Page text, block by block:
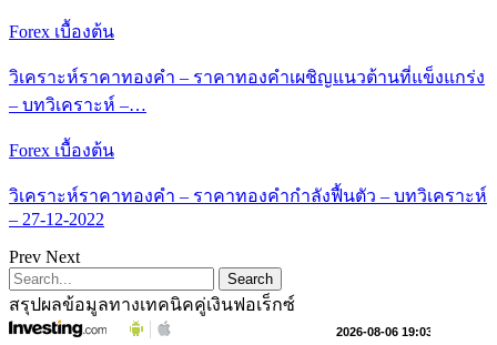
Forex เบื้องต้น
วิเคราะห์ราคาทองคำ – ราคาทองคำเผชิญแนวต้านที่แข็งแกร่ง
– บทวิเคราะห์ –…
Forex เบื้องต้น
วิเคราะห์ราคาทองคำ – ราคาทองคำกำลังฟื้นตัว – บทวิเคราะห์
– 27-12-2022
Prev Next
สรุปผลข้อมูลทางเทคนิคคู่เงินฟอเร็กซ์